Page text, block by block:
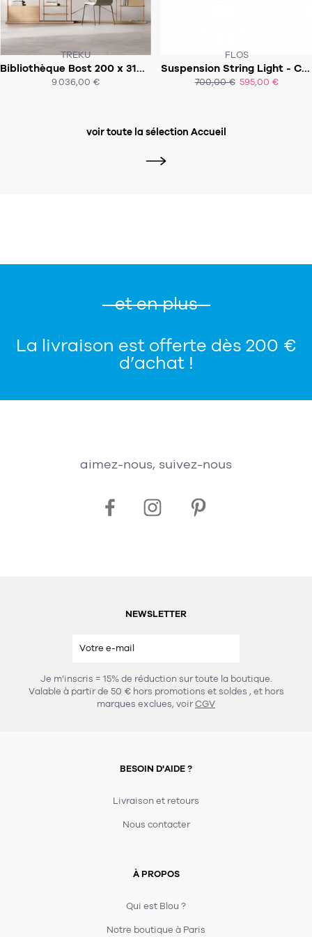
TREKU
Bibliothèque Bost 200 x 310 x 43
9 036,00 €
SOUS 8-10 SEMAINES
ACHAT EXPRESS
FLOS
Suspension String Light - Cone 12m
700,00 € 595,00 €
SOUS 10-15 JOURS
ACHAT EXPRESS
voir toute la sélection Accueil
et en plus
La livraison est offerte dès 200 €
d’achat !
aimez-nous, suivez-nous
NEWSLETTER
Je m’inscris = 15% de réduction sur toute la boutique.
Valable à partir de 50 € hors promotions et soldes , et hors
marques exclues, voirCGV
BESOIN D'AIDE ?
Livraison et retours
Nous contacter
À PROPOS
Qui est Blou ?
Notre boutique à Paris